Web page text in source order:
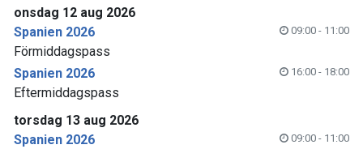
onsdag 12 aug 2026
Spanien 2026
09:00 - 11:00
Förmiddagspass
Spanien 2026
16:00 - 18:00
Eftermiddagspass
torsdag 13 aug 2026
Spanien 2026
09:00 - 11:00